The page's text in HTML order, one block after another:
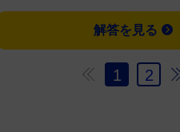
解答を見る
1 2